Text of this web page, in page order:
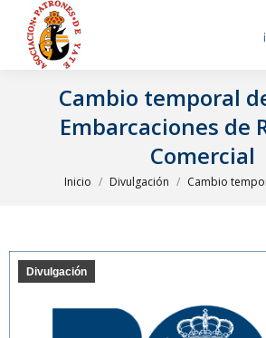
Cambio temporal
Embarcaciones de
Comercial
Estás aquí:
Inicio Divulgación Cambio
Divulgación